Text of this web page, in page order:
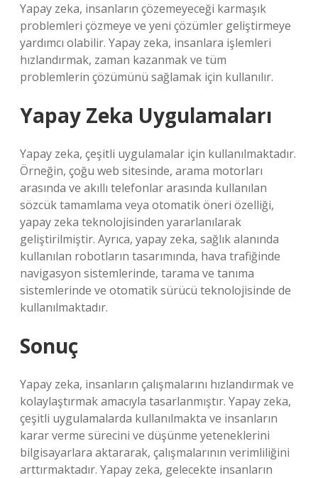
Yapay zeka, insanların çözemeyeceği karmaşık
problemleri çözmeye ve yeni çözümler geliştirmeye
yardımcı olabilir. Yapay zeka, insanlara işlemleri
hızlandırmak, zaman kazanmak ve tüm
problemlerin çözümünü sağlamak için kullanılır.
Yapay Zeka Uygulamaları
Yapay zeka, çeşitli uygulamalar için kullanılmaktadır.
Örneğin, çoğu web sitesinde, arama motorları
arasında ve akıllı telefonlar arasında kullanılan
sözcük tamamlama veya otomatik öneri özelliği,
yapay zeka teknolojisinden yararlanılarak
geliştirilmiştir. Ayrıca, yapay zeka, sağlık alanında
kullanılan robotların tasarımında, hava trafiğinde
navigasyon sistemlerinde, tarama ve tanıma
sistemlerinde ve otomatik sürücü teknolojisinde de
kullanılmaktadır.
Sonuç
Yapay zeka, insanların çalışmalarını hızlandırmak ve
kolaylaştırmak amacıyla tasarlanmıştır. Yapay zeka,
çeşitli uygulamalarda kullanılmakta ve insanların
karar verme sürecini ve düşünme yeteneklerini
bilgisayarlara aktararak, çalışmalarının verimliliğini
arttırmaktadır. Yapay zeka, gelecekte insanların